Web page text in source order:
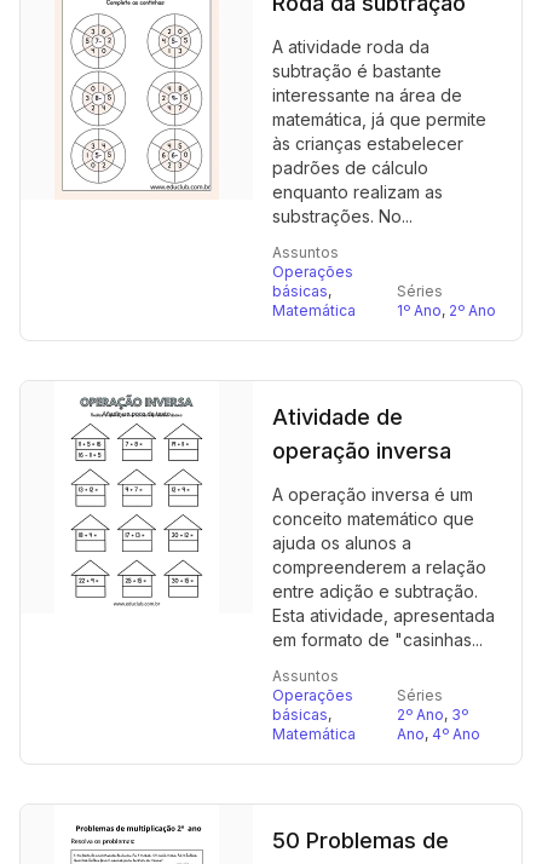
A atividade roda da
subtração é bastante
interessante na área de
matemática, já que permite
às crianças estabelecer
padrões de cálculo
enquanto realizam as
substrações. No...
Assuntos
Operações
básicas,
Matemática
Séries
1º Ano, 2º Ano
Atividade de
operação inversa
A operação inversa é um
conceito matemático que
ajuda os alunos a
compreenderem a relação
entre adição e subtração.
Esta atividade, apresentada
em formato de "casinhas...
Assuntos
Operações
básicas,
Matemática
Séries
2º Ano, 3º
Ano, 4º Ano
50 Problemas de